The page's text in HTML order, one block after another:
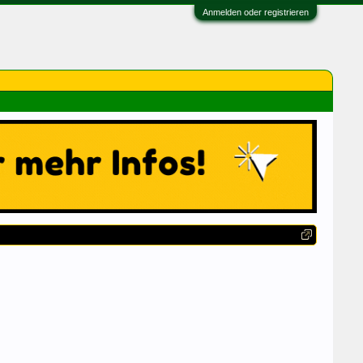
Anmelden oder registrieren